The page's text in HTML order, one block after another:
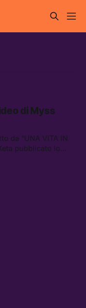
di Myss
da “UNA VITA IN
pubblicato lo